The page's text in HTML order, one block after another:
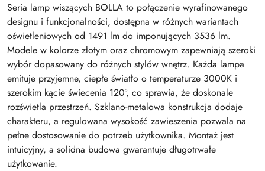
Seria lamp wiszących BOLLA to połączenie wyrafinowanego
designu i funkcjonalności, dostępna w różnych wariantach
oświetleniowych od 1491 lm do imponujących 3536 lm.
Modele w kolorze złotym oraz chromowym zapewniają szeroki
wybór dopasowany do różnych stylów wnętrz. Każda lampa
emituje przyjemne, ciepłe światło o temperaturze 3000K i
szerokim kącie świecenia 120°, co sprawia, że doskonale
rozświetla przestrzeń. Szklano-metalowa konstrukcja dodaje
charakteru, a regulowana wysokość zawieszenia pozwala na
pełne dostosowanie do potrzeb użytkownika. Montaż jest
intuicyjny, a solidna budowa gwarantuje długotrwałe
użytkowanie.